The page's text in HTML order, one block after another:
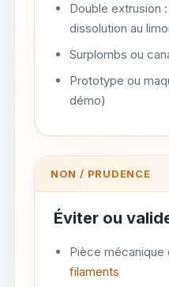
Double extrusion
dissolution au
Surplombs ou
Prototype ou
démo)
NON / PRUDENCE
Éviter ou
Pièce
filaments